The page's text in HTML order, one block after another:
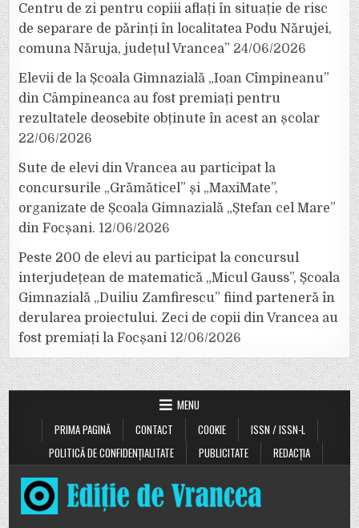
Centru de zi pentru copiii aflați în situație de risc
de separare de părinți în localitatea Podu Nărujei,
comuna Năruja, județul Vrancea” 24/06/2026
Elevii de la Școala Gimnazială „Ioan Cîmpineanu”
din Câmpineanca au fost premiați pentru
rezultatele deosebite obținute în acest an școlar
22/06/2026
Sute de elevi din Vrancea au participat la
concursurile „Grămăticel” și „MaxiMate”,
organizate de Școala Gimnazială „Ștefan cel Mare”
din Focșani. 12/06/2026
Peste 200 de elevi au participat la concursul
interjudețean de matematică „Micul Gauss”, Școala
Gimnazială „Duiliu Zamfirescu” fiind parteneră în
derularea proiectului. Zeci de copii din Vrancea au
fost premiați la Focșani 12/06/2026
MENU
PRIMA PAGINĂ
CONTACT COOKIE
ISSN / ISSN-L
POLITICĂ DE CONFIDENȚIALITATE
PUBLICITATE REDACȚIA